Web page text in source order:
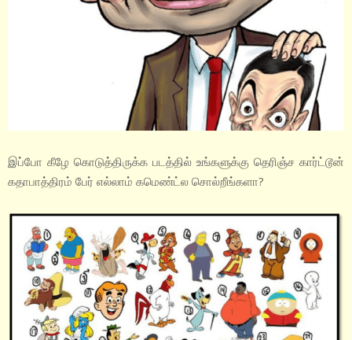
இப்போ கீழே கொடுத்திருக்க படத்தில் உங்களுக்கு தெரிஞ்ச கார்ட்டூன்
கதாபாத்திரம் பேர் எல்லாம் கமெண்ட்ல சொல்றீங்களா?